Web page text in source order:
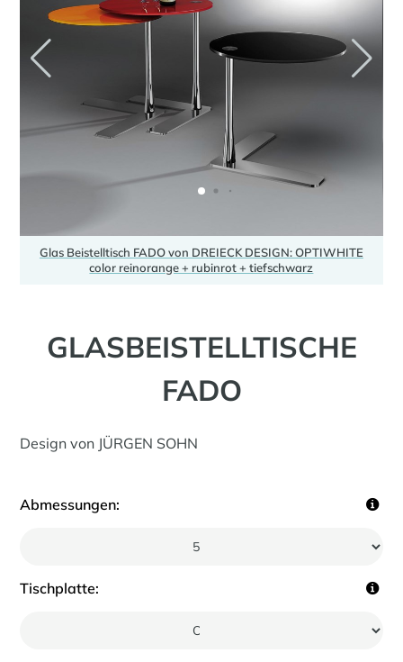
Glas Beistelltisch FADO von DREIECK DESIGN: OPTIWHITE
color reinorange + rubinrot + tiefschwarz
GLASBEISTELLTISCHE
FADO
Design von JÜRGEN SOHN
Abmessungen:
Tischplatte: